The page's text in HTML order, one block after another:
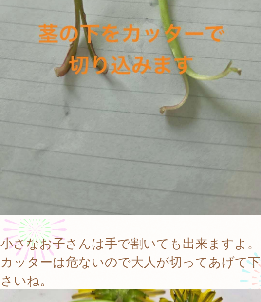
小さなお子さんは手で割いても出来ますよ。
カッターは危ないので大人が切ってあげて下
さいね。